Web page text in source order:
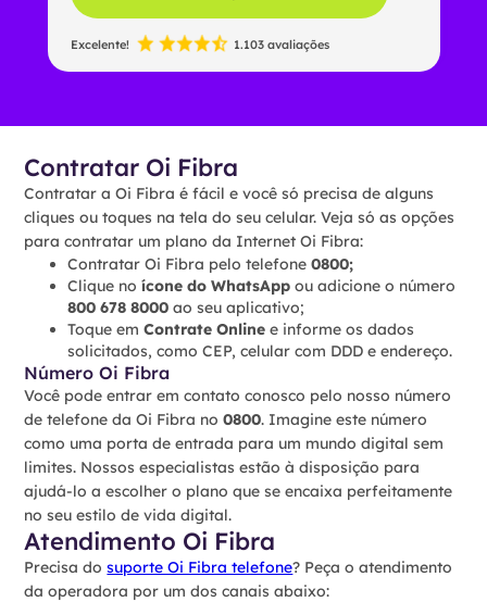
Excelente! 1.103 avaliações
Contratar Oi Fibra
Contratar a Oi Fibra é fácil e você só precisa de alguns
cliques ou toques na tela do seu celular. Veja só as opções
para contratar um plano da Internet Oi Fibra:
Contratar Oi Fibra pelo telefone0800;
Clique noícone do WhatsApp ou adicione o número
800 678 8000 ao seu aplicativo;
Toque emContrate Online e informe os dados
solicitados, como CEP, celular com DDD e endereço.
Número Oi Fibra
Você pode entrar em contato conosco pelo nosso número
de telefone da Oi Fibra no0800. Imagine este número
como uma porta de entrada para um mundo digital sem
limites. Nossos especialistas estão à disposição para
ajudá-lo a escolher o plano que se encaixa perfeitamente
no seu estilo de vida digital.
Atendimento Oi Fibra
Precisa dosuporte Oi Fibra telefone? Peça o atendimento
da operadora por um dos canais abaixo: